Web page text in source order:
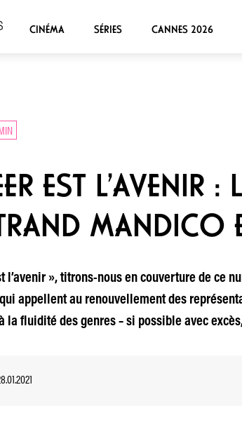
CINÉMA SÉRIES CANNES 2026
EST L’AVENIR
MANDICO
l’avenir », titrons-nous en couverture de ce
appellent au renouvellement des
la fluidité des genres – si possible avec